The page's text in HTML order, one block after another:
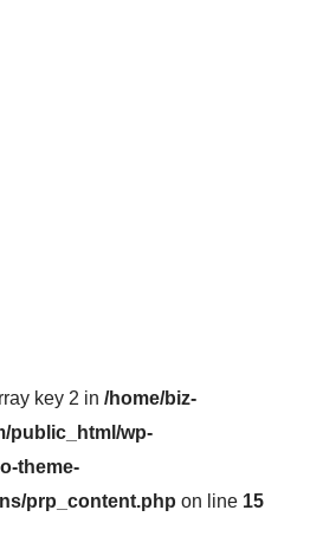
key 2 in /home/biz-
public_html/wp-
theme-
prp_content.php on line 15